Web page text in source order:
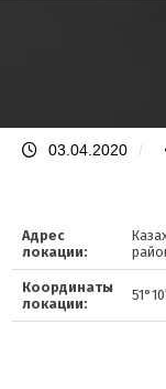
03.04.2020 /
Адрес
локации:
Координаты
локации: